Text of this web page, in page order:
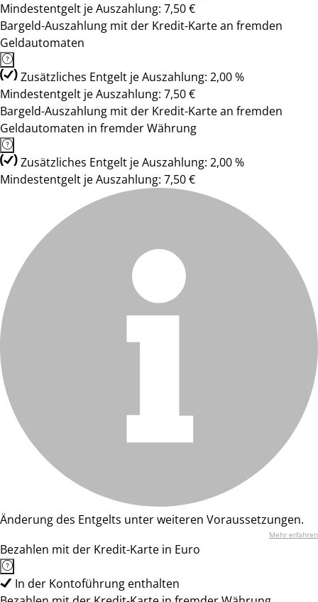
Mindestentgelt je Auszahlung: 7,50 €
Bargeld-Auszahlung mit der Kredit-Karte an fremden
Geldautomaten
Zusätzliches Entgelt je Auszahlung: 2,00 %
Mindestentgelt je Auszahlung: 7,50 €
Bargeld-Auszahlung mit der Kredit-Karte an fremden
Geldautomaten in fremder Währung
Zusätzliches Entgelt je Auszahlung: 2,00 %
Mindestentgelt je Auszahlung: 7,50 €
Änderung des Entgelts unter weiteren Voraussetzungen.
Mehr erfahren
Bezahlen mit der Kredit-Karte in Euro
In der Kontoführung enthalten